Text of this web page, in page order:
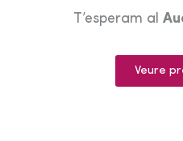
T’esperam al
Veure